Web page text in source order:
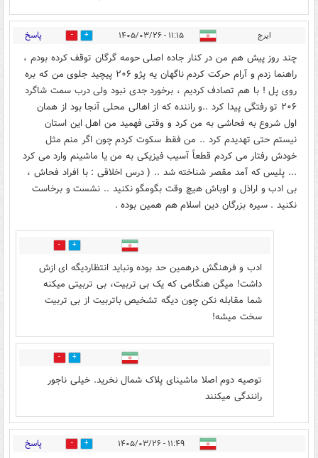
ایرج ۱۱:۱۵ - ۱۴۰۵/۰۳/۲۶ 7 پاسخ
چند روز پیش هم من در کنار جاده اصلی حومه گرگان توقف کرده بودم ،
راهنما زدم و آرام حرکت کردم ناگهان یه پژو ۲۰۶ پیچید جلوی من که بره
روی پل ! با هم تصادف کردیم ، برخورد جدی نبود ولی درب سمت شاگرد
۲۰۶ تو رفتگی پیدا کرد ..و راننده که از اهالی محلی آنجا بود از همان
اول شروع به فحاشی به من کرد و وقتی فهمید من اهل این استان
نیستم حتی تهدیدم کرد .. من فقط سکوت کردم چون اگر منم مثل
خودش رفتار می کردم قطعاً آسیب فیزیکی به من یا ماشینم وارد می کرد
... پلیس که آمد مقصر شناخته شد .. ( درس اخلاقی : با افراد فحاش ،
بی ادب و اراذل و اوباش هیچ وقت بگومگو نکنید ..‌ نشست و برخاست
نکنید . سیره بزرگان دین اسلام هم همین بوده .
4
ادب و فرهنگش درهمین حد بوده ونباید انتظاردیگه ای ازش
داشت! میگن هنگامی که یک بی تربیت، بی تربیتی میکنه
شما مقابله نکن چون دیگه تشخیص باتربیت از بی تربیت
سخت میشه!
2
توصیه دوم اصلا ماشینای پلاک شمال نخرید. خیلی ناجور
رانندگی میکنند
۱۱:۴۹ - ۱۴۰۵/۰۳/۲۶ 1 پاسخ